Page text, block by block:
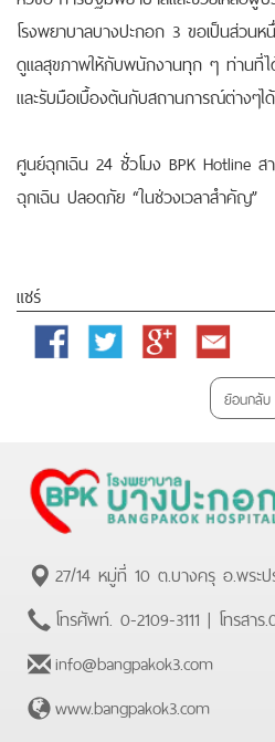
โรงพยาบาลบางปะกอก 3 ขอเป็นส่วนห
ดูแลสุขภาพให้กับพนักงานทุก ๆ ท่านที่ไ
และรับมือเบื้องต้นกับสถานการณ์ต่างๆ
ศูนย์ฉุกเฉิน 24 ชั่วโมง BPK Hotline ส
ฉุกเฉิน ปลอดภัย “ในช่วงเวลาสำคัญ”
แชร์
Facebook Twitter
Google
Email
ย้อนกลับ
27/14 หมู่ที่ 10 ต.บางครุ อ.พระ
โทรศัพท์. 0-2109-3111 | โทรสาร.
info@bangpakok3.com
www.bangpakok3.com